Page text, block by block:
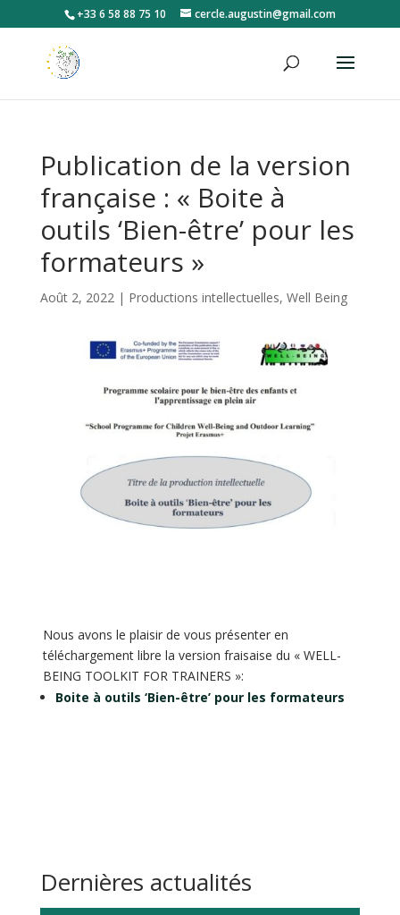
+33 6 58 88 75 10 cercle.augustin@gmail.com
Publication de la version
française : « Boite à
outils ‘Bien-être’ pour les
formateurs »
Août 2, 2022| Productions intellectuelles, Well Being
Nous avons le plaisir de vous présenter en
téléchargement libre la version fraisaise du « WELL-
BEING TOOLKIT FOR TRAINERS »:
Boite à outils ‘Bien-être’ pour les formateurs
Dernières actualités